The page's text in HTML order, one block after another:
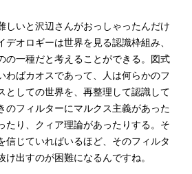
しいと沢辺さんがおっしゃったんだけ
オロギーは世界を見る認識枠組み、
の一種だと考えることができる。図式
わばカオスであって、人は何らかのフ
としての世界を、再整理して認識して
のフィルターにマルクス主義があった
たり、クィア理論があったりする。そ
信じていればいるほど、そのフィルタ
出すのが困難になるんですね。